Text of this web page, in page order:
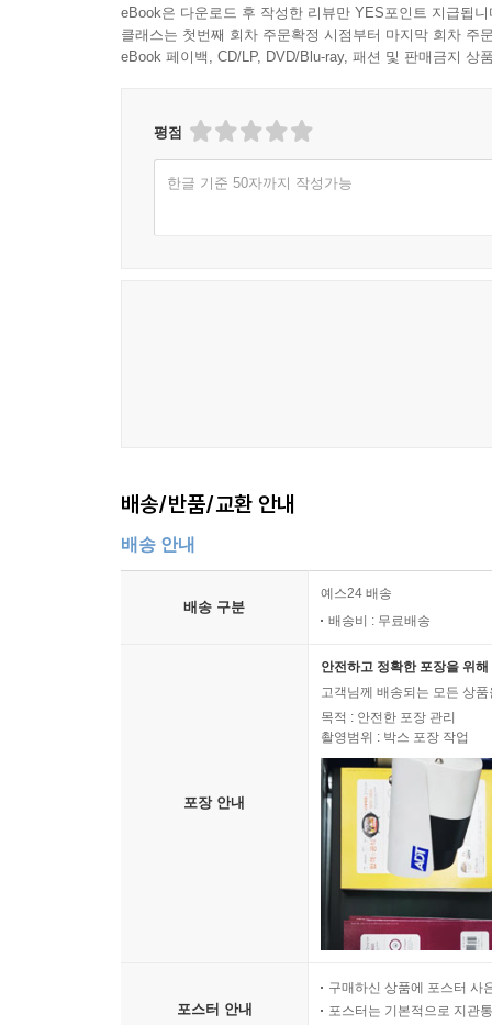
eBook은 다운로드 후 작성한 리뷰만 YES포인트 지급됩니
클래스는 첫번째 회차 주문확정 시점부터 마지막 회차 주
eBook 페이백, CD/LP, DVD/Blu-ray, 패션 및 판매금지 상
평점
한글 기준 50자까지 작성가능
배송/반품/교환 안내
배송 안내
배송 구분
예스24 배송
배송비 : 무료배송
포장 안내
안전하고 정확한 포장을 위
고객님께 배송되는 모든 상
목적 : 안전한 포장 관리
촬영범위 : 박스 포장 작업
포스터 안내
구매하신 상품에 포스터 사
포스터는 기본적으로 지관